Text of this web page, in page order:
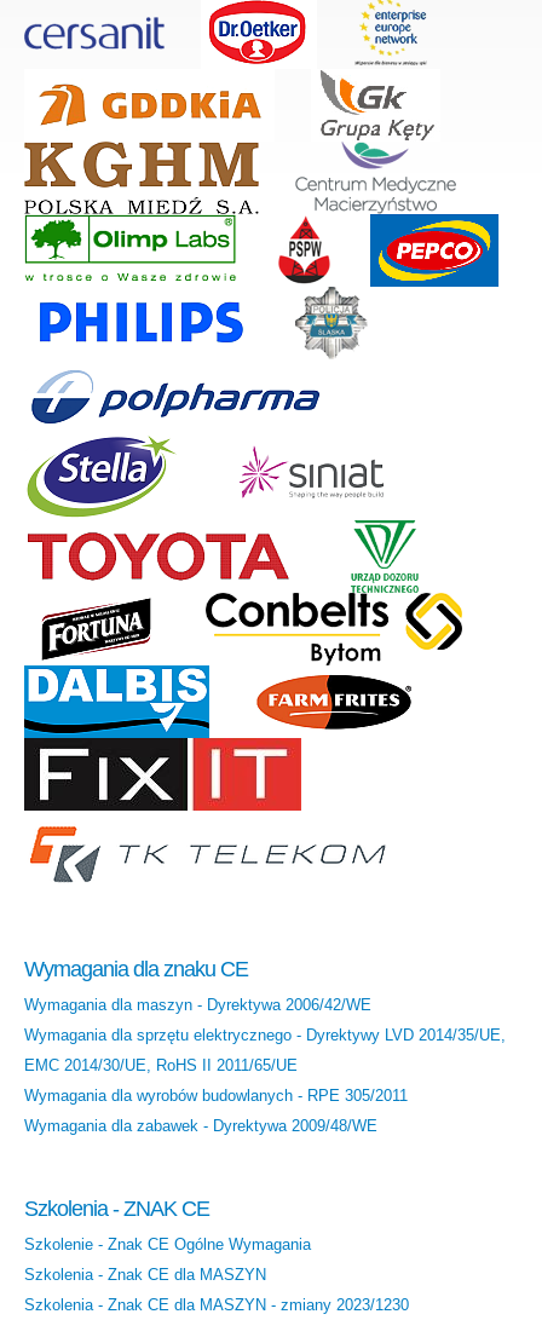
Wymagania dla znaku CE
Wymagania dla maszyn - Dyrektywa 2006/42/WE
Wymagania dla sprzętu elektrycznego - Dyrektywy LVD 2014/35/UE,
EMC 2014/30/UE, RoHS II 2011/65/UE
Wymagania dla wyrobów budowlanych - RPE 305/2011
Wymagania dla zabawek - Dyrektywa 2009/48/WE
Szkolenia - ZNAK CE
Szkolenie - Znak CE Ogólne Wymagania
Szkolenia - Znak CE dla MASZYN
Szkolenia - Znak CE dla MASZYN - zmiany 2023/1230